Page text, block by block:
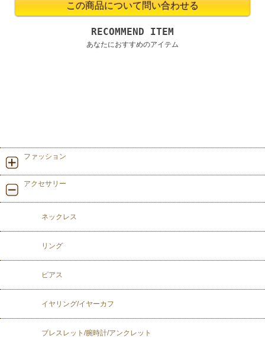
RECOMMEND ITEM
あなたにおすすめのアイテム
ファッション
アクセサリー
ネックレス
リング
ピアス
イヤリング/イヤーカフ
ブレスレット/腕時計/アンクレット